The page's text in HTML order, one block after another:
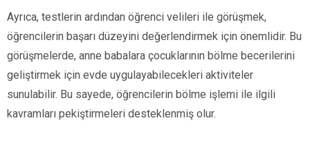
Ayrıca, testlerin ardından öğrenci velileri ile görüşmek,
öğrencilerin başarı düzeyini değerlendirmek için önemlidir. Bu
görüşmelerde, anne babalara çocuklarının bölme becerilerini
geliştirmek için evde uygulayabilecekleri aktiviteler
sunulabilir. Bu sayede, öğrencilerin bölme işlemi ile ilgili
kavramları pekiştirmeleri desteklenmiş olur.